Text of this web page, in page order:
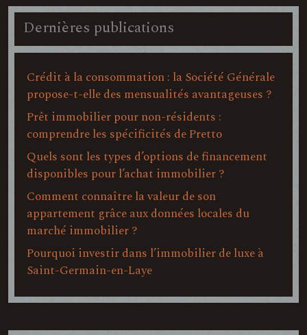
Dernières publications
Crédit à la consommation : la Société Générale
propose-t-elle des mensualités avantageuses ?
Prêt immobilier pour non-résidents :
comprendre les spécificités de Pretto
Quels sont les types d’options de financement
disponibles pour l’achat immobilier ?
Comment connaître la valeur de son
appartement grâce aux données locales du
marché immobilier ?
Pourquoi investir dans l’immobilier de luxe à
Saint-Germain-en-Laye